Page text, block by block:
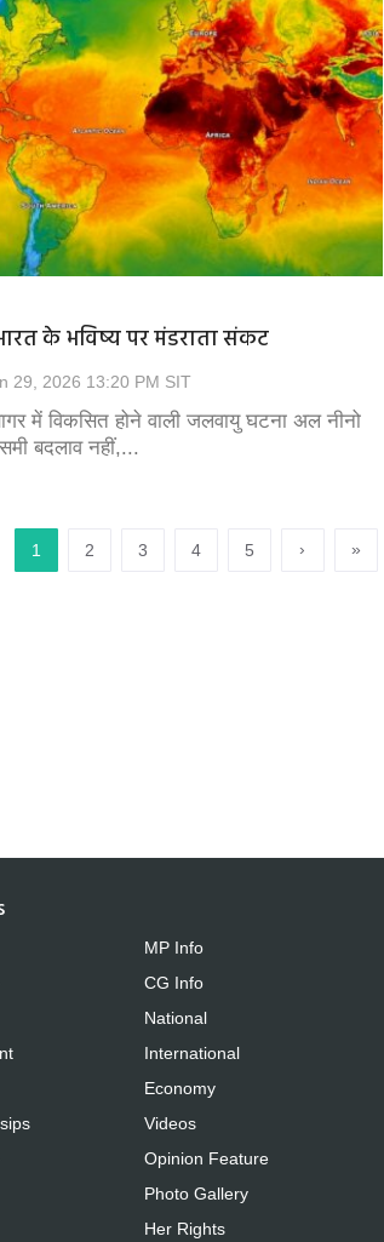
के भविष्य पर मंडराता संकट
29, 2026 13:20 PM SIT
में विकसित होने वाली जलवायु घटना अल नीनो
बदलाव नहीं,...
1 2 3 4 5 › »
आज से दोनों ट्रैक पर दौड़ेगी मेट्रो, पीक आवर्स...
सुभाष नगर से एम्स के बीच मेट्रो अब दोनों ट्रैक पर
नया अत्याधुनिक...
MP Info
CG Info
National
International
Economy
Videos
Opinion Feature
Photo Gallery
Her Rights